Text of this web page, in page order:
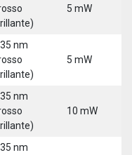
5 mW
nm
5 mW
nm
10 mW
nm